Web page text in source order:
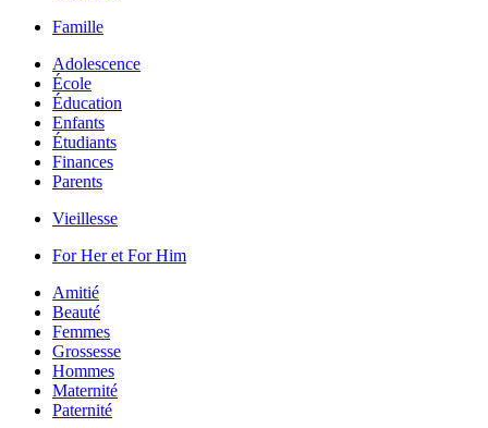
Famille
Adolescence
École
Éducation
Enfants
Étudiants
Finances
Parents
Vieillesse
For Her et For Him
Amitié
Beauté
Femmes
Grossesse
Hommes
Maternité
Paternité